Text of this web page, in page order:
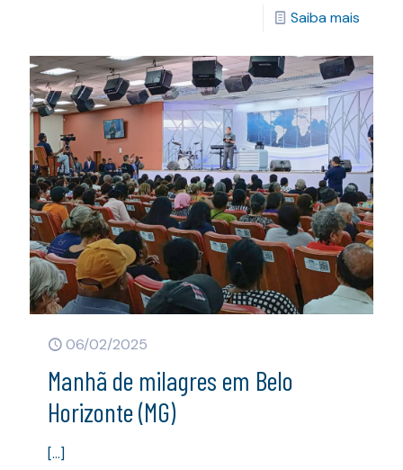
Saiba mais
06/02/2025
Manhã de milagres em Belo
Horizonte (MG)
[…]